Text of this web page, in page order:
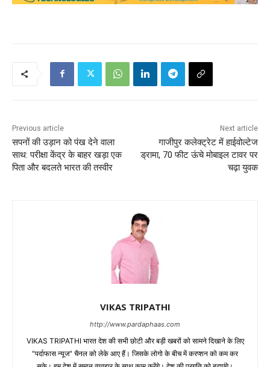
Previous article
सपनों की उड़ान को पंख देने वाला
साथ: परीक्षा केंद्र के बाहर खड़ा एक
पिता और बदलते भारत की तस्वीर
Next article
गाजीपुर कलेक्ट्रेट में हाईवोल्टेज
ड्रामा, 70 फीट ऊंचे मोबाइल टावर पर
चढ़ा युवक
VIKAS TRIPATHI
http://www.pardaphaas.com
VIKAS TRIPATHI भारत देश की सभी छोटी और बड़ी खबरों को सामने दिखाने के लिए
"पर्दाफास न्यूज" चैनल को लेके आए हैं। जिसके लोगो के बीच में करप्शन को कम कर